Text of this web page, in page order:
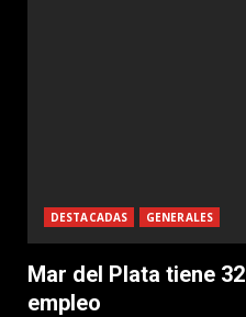
DESTACADAS GENERALES
Mar del Plata tiene
empleo